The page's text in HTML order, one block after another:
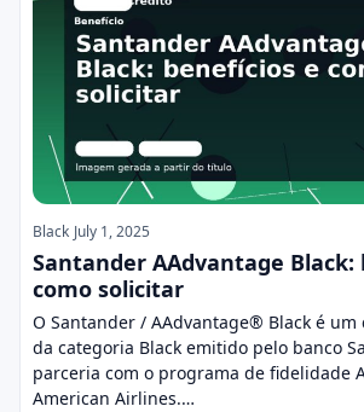
Black July 1, 2025
Santander AAdvantage Black:
como solicitar
O Santander / AAdvantage® Black é
da categoria Black emitido pelo banco
parceria com o programa de fidelidade
American Airlines.…